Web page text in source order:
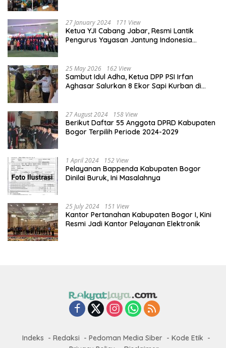
27 January 2024 171 View
Ketua YJI Cabang Jabar, Resmi Lantik
Pengurus Yayasan Jantung Indonesia
25 May 2026 162 View
Sambut Idul Adha, Ketua DPP PSI Irfan
Aghasar Salurkan 8 Ekor Sapi Kurban di
27 August 2024 158 View
Berikut Daftar 55 Anggota DPRD Kabupaten
Bogor Terpilih Periode 2024-2029
1 April 2024 152 View
Pelayanan Bappenda Kabupaten Bogor
Dinilai Buruk, Ini Masalahnya
25 July 2024 151 View
Kantor Pertanahan Kabupaten Bogor I, Kini
Resmi Jadi Kantor Pelayanan Elektronik
Indeks Redaksi Pedoman Media Siber
Kode Etik